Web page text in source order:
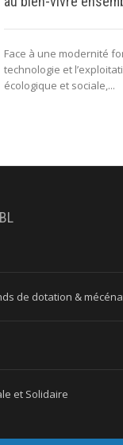
Face à une modernité
technologie et
écologique et sociale,...
de dotation &
et Solidaire